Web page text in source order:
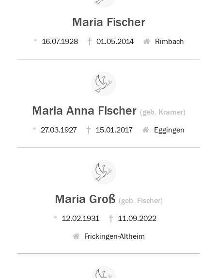
Maria Fischer
16.07.1928 01.05.2014 Rimbach
Maria Anna Fischer (geb. Kramer)
27.03.1927 15.01.2017 Eggingen
Maria Groß (geb. Fischer)
12.02.1931 11.09.2022
Frickingen-Altheim